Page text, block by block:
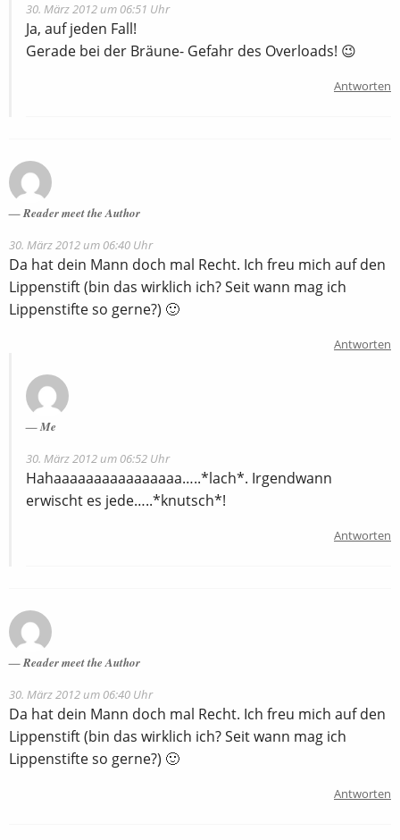
30. März 2012 um 06:51 Uhr
Ja, auf jeden Fall!
Gerade bei der Bräune- Gefahr des Overloads! 😉
Antworten
Reader meet the Author
30. März 2012 um 06:40 Uhr
Da hat dein Mann doch mal Recht. Ich freu mich auf den
Lippenstift (bin das wirklich ich? Seit wann mag ich
Lippenstifte so gerne?) 🙂
Antworten
Me
30. März 2012 um 06:52 Uhr
Hahaaaaaaaaaaaaaaaa…..*lach*. Irgendwann
erwischt es jede…..*knutsch*!
Antworten
Reader meet the Author
30. März 2012 um 06:40 Uhr
Da hat dein Mann doch mal Recht. Ich freu mich auf den
Lippenstift (bin das wirklich ich? Seit wann mag ich
Lippenstifte so gerne?) 🙂
Antworten